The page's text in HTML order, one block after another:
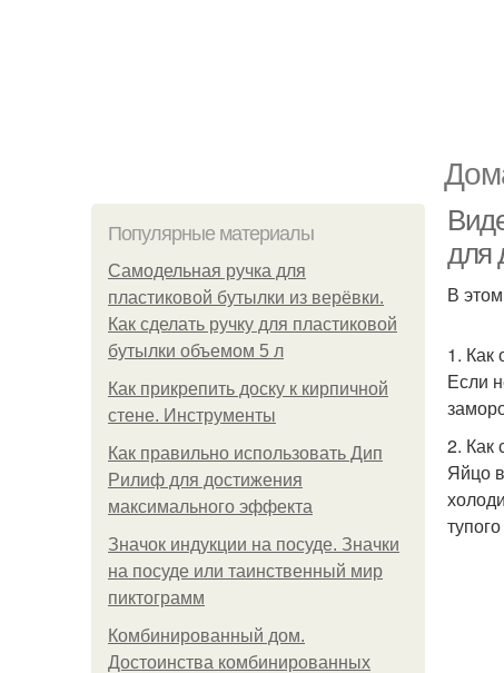
Популярные материалы
Самодельная ручка для
пластиковой бутылки из верёвки.
Как сделать ручку для пластиковой
бутылки объемом 5 л
Как прикрепить доску к кирпичной
стене. Инструменты
Как правильно использовать Дип
Рилиф для достижения
максимального эффекта
Значок индукции на посуде. Значки
на посуде или таинственный мир
пиктограмм
Комбинированный дом.
Достоинства комбинированных
для
В
1. Как
Если
2. Как
Яйцо